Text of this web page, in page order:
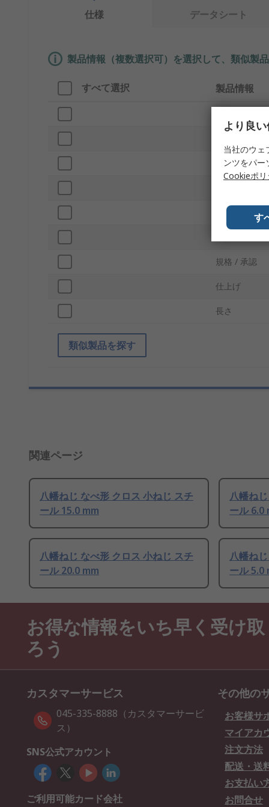
仕様 データシート
製品情報（複数選択可）を選択して、類似製
すべて選択 製品情報
頭部形状
ドライブタイ
規格 / 承認
仕上げ
長さ
類似製品を探す
関連ページ
八幡ねじ なべ形 クロス 小ねじ スチ
ール 15.0 mm
八幡ね
ール 6.0
八幡ねじ なべ形 クロス 小ねじ スチ
ール 20.0 mm
八幡ね
ール 5.0
お得な情報をいち早く受け取
ろう
カスタマーサービス
045-335-8888（カスタマーサービ
ス）
SNS公式アカウント
ご利用可能カード会社
その他の
お客様サ
マイアカ
注文方法
配送・送
お支払い
お問合せ
より良
当社のウェ
ンツをパ
Cookieポリ
す